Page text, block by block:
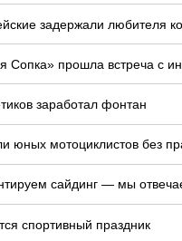
задержали любителя
Сопка» прошла встреча с
заработал фонтан
юных мотоциклистов без
сайдинг — мы
спортивный праздник